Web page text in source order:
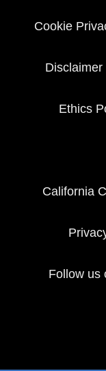
Cookie
Disclaimer
Ethics
California
Follow us